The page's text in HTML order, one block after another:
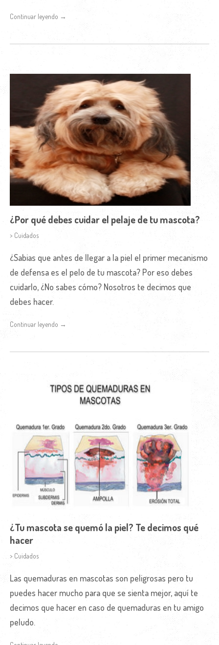
Continuar leyendo →
¿Por qué debes cuidar el pelaje de tu mascota?
> Cuidados
¿Sabias que antes de llegar a la piel el primer mecanismo
de defensa es el pelo de tu mascota? Por eso debes
cuidarlo, ¿No sabes cómo? Nosotros te decimos que
debes hacer.
Continuar leyendo →
¿Tu mascota se quemó la piel? Te decimos qué
hacer
> Cuidados
Las quemaduras en mascotas son peligrosas pero tu
puedes hacer mucho para que se sienta mejor, aquí te
decimos que hacer en caso de quemaduras en tu amigo
peludo.